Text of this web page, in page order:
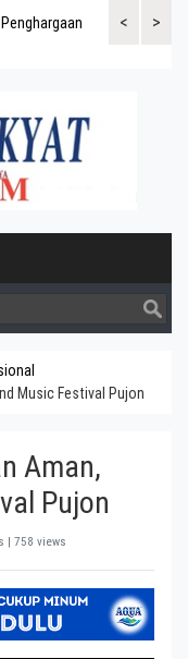
<
Bank Jatim
>
Music Festival Pujon
Aman,
Pujon
| 758 views